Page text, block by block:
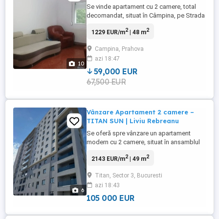
10
Se vinde apartament cu 2 camere, total
decomandat, situat în Câmpina, pe Strada
Apartamentul este luminos, bine
cât și pentru investiție. Suprafață totală:
45,84 mp Etaj 2 Balcon Loc de parcare
Compartimentare total decomandată
Compartimentare: ...
1229 EUR/m2| 48 m2
Campina, Prahova
azi 18:47
59,000 EUR
67,500 EUR
6
Vânzare Apartament 2 camere –
TITAN SUN | Liviu Rebreanu
Se oferă spre vânzare un apartament
modern cu 2 camere, situat în ansamblul
excelentă, chiar lângă Auchan Titan și Lidl
Orientare: Sud & Sud-Est (luminos pe tot
parcursul zilei) Compartimentare: foarte
bine optimizată Centrală ...
2143 EUR/m2| 49 m2
Titan, Sector 3, Bucuresti
azi 18:43
105 000 EUR